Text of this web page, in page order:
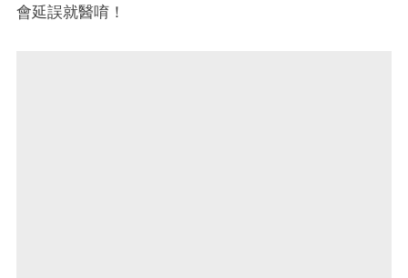
會延誤就醫唷！